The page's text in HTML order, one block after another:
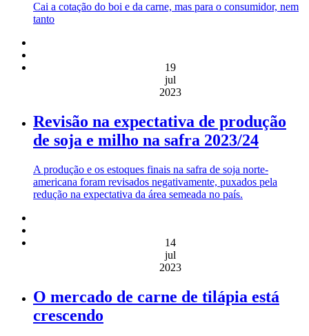
Cai a cotação do boi e da carne, mas para o consumidor, nem
tanto
19
jul
2023
Revisão na expectativa de produção
de soja e milho na safra 2023/24
A produção e os estoques finais na safra de soja norte-
americana foram revisados negativamente, puxados pela
redução na expectativa da área semeada no país.
14
jul
2023
O mercado de carne de tilápia está
crescendo